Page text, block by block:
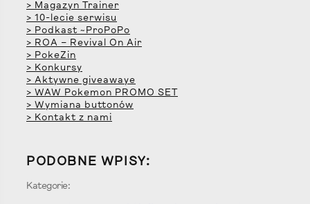
> Magazyn Trainer
> 10-lecie serwisu
> Podkast ~ProPoPo
> ROA – Revival On Air
> PokeZin
> Konkursy
> Aktywne giveawaye
> WAW Pokemon PROMO SET
> Wymiana buttonów
> Kontakt z nami
PODOBNE WPISY:
Kategorie: